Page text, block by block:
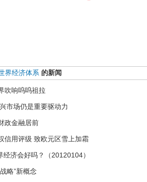
界经济体系 的新闻
吹响呜呜祖拉
市场仍是重要驱动力
政金融居前
信用评级 致欧元区雪上加霜
济会好吗？（20120104）
略”新概念